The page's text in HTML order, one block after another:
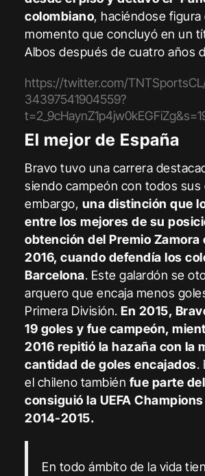
colombiano, haciéndose figura
momento que concluyó en un
Albos después de cuatro años
https://twitter.com/
34397541904559?
El mejor de España
Bravo tuvo una carrera
siendo campeón con todos sus
embargo, una distinción que
entre los mejores de su
obtención del Premio Zamora
2016, cuando defendía los
Barcelona. Este galardón se
arquero que encaja menos
Primera División.En 2015,
19 goles y fue campeón,
2016 repitió la hazaña con la
cantidad de goles encajados.
el chileno también fue parte
consiguió la UEFA
2014-2015.
En todo ámbito de la vida